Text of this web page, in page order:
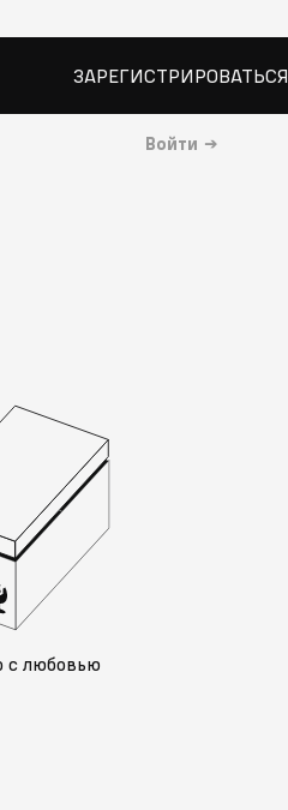
ЗАРЕГИСТРИРОВАТЬСЯ
Войти →
с любовью